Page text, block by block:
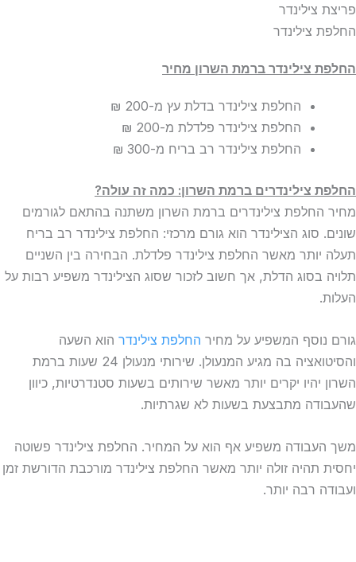
פריצת צילינדר
החלפת צילינדר
החלפת צילינדר ברמת השרון מחיר
החלפת צילינדר בדלת עץ מ-200 ₪
החלפת צילינדר פלדלת מ-200 ₪
החלפת צילינדר רב בריח מ-300 ₪
החלפת צילינדרים ברמת השרון: כמה זה עולה?
מחיר החלפת צילינדרים ברמת השרון משתנה בהתאם לגורמים
שונים. סוג הצילינדר הוא גורם מרכזי: החלפת צילינדר רב בריח
תעלה יותר מאשר החלפת צילינדר פלדלת. הבחירה בין השניים
תלויה בסוג הדלת, אך חשוב לזכור שסוג הצילינדר משפיע רבות על
העלות.
גורם נוסף המשפיע על מחיר החלפת צילינדר הוא השעה
והסיטואציה בה מגיע המנעולן. שירותי מנעולן 24 שעות ברמת
השרון יהיו יקרים יותר מאשר שירותים בשעות סטנדרטיות, כיוון
שהעבודה מתבצעת בשעות לא שגרתיות.
משך העבודה משפיע אף הוא על המחיר. החלפת צילינדר פשוטה
יחסית תהיה זולה יותר מאשר החלפת צילינדר מורכבת הדורשת זמן
ועבודה רבה יותר.